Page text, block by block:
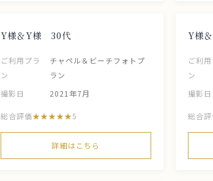
Y様＆Y様 30代
ご利用プラ
ン
チャペル＆ビーチフォトプ
ラン
撮影日
2021年7月
総合評価 5
詳細はこちら
Y様
ご利
ン
撮影日
総合